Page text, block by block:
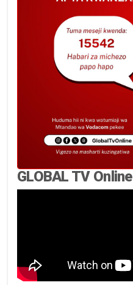
GLOBAL TV Online